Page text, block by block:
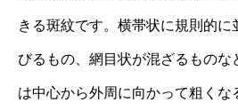
きる斑紋です。横帯状に規則的に
びるもの、網目状が混ざるものな
は中心から外周に向かって粗くな